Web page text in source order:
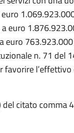
euro
euro
n. 71 del
favorire
citato comma